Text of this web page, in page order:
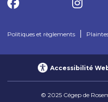
Politiques et règlements
© 2025 Cégep de
Accessibilité